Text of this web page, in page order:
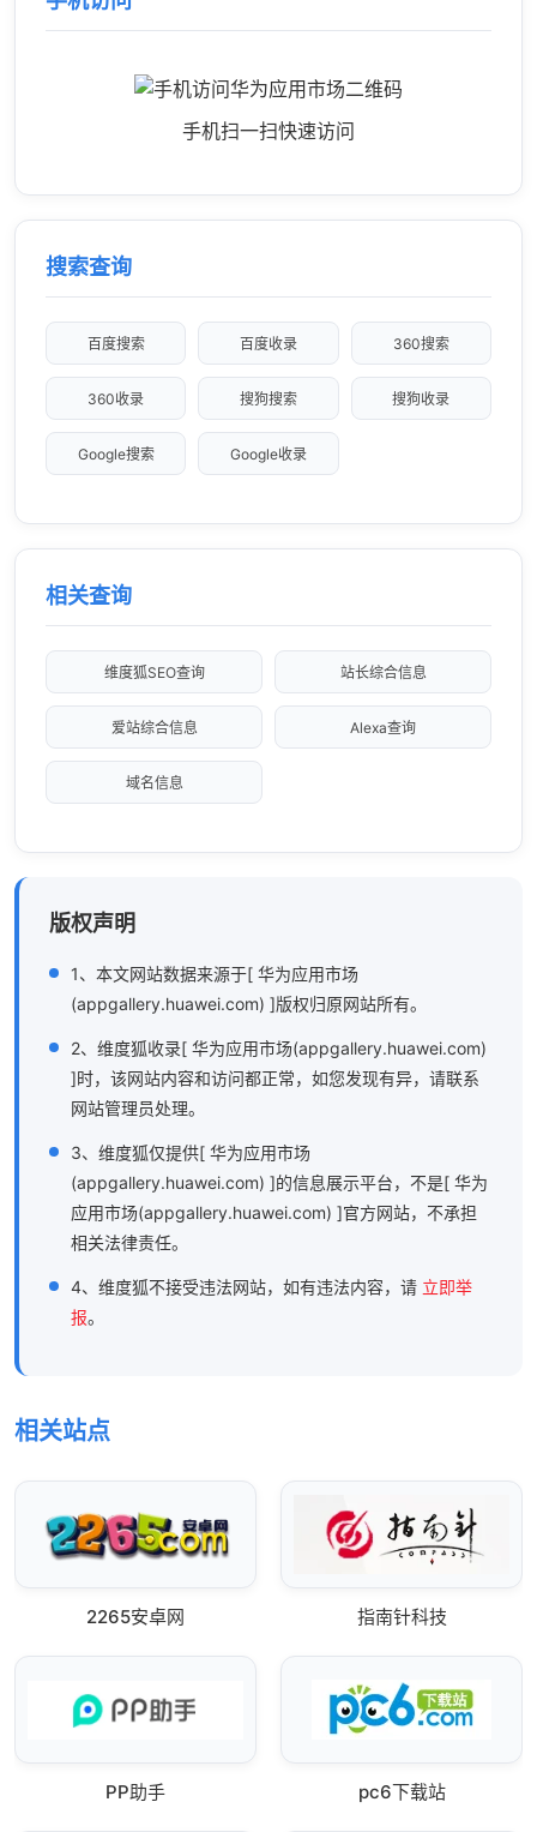
手机扫一扫快速访问
搜索查询
百度搜索 百度收录 360搜索
360收录 搜狗搜索 搜狗收录
Google搜索 Google收录
相关查询
维度狐SEO查询 站长综合信息
爱站综合信息 Alexa查询
域名信息
版权声明
1、本文网站数据来源于[ 华为应用市场
(appgallery.huawei.com) ]版权归原网站所有。
2、维度狐收录[ 华为应用市场(appgallery.huawei.com)
]时，该网站内容和访问都正常，如您发现有异，请联系
网站管理员处理。
3、维度狐仅提供[ 华为应用市场
(appgallery.huawei.com) ]的信息展示平台，不是[ 华为
应用市场(appgallery.huawei.com) ]官方网站，不承担
相关法律责任。
4、维度狐不接受违法网站，如有违法内容，请 立即举
报。
相关站点
2265安卓网 指南针科技
PP助手 pc6下载站